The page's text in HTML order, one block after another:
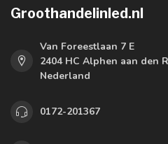
Groothandelinled.nl
Van Foreestlaan 7 E
2404 HC Alphen aan den
Nederland
0172-201367